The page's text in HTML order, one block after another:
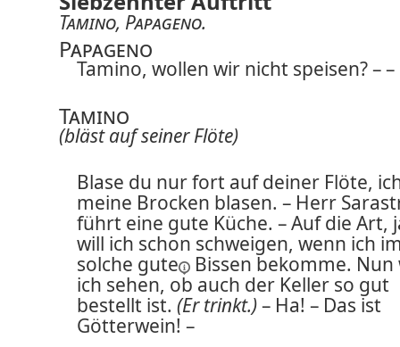
Tamino, Papageno.
Papageno
Tamino, wollen wir nicht speisen? – –
Tamino
(bläst auf seiner Flöte)
Blase du nur fort auf deiner Flöte,
meine Brocken blasen. – Herr
führt eine gute Küche. – Auf die Art,
will ich schon schweigen, wenn ich
solche gute
Bissen bekomme. Nun
ich sehen, ob auch der Keller so gut
bestellt ist. (Er trinkt.)– Ha! – Das ist
Götterwein! –